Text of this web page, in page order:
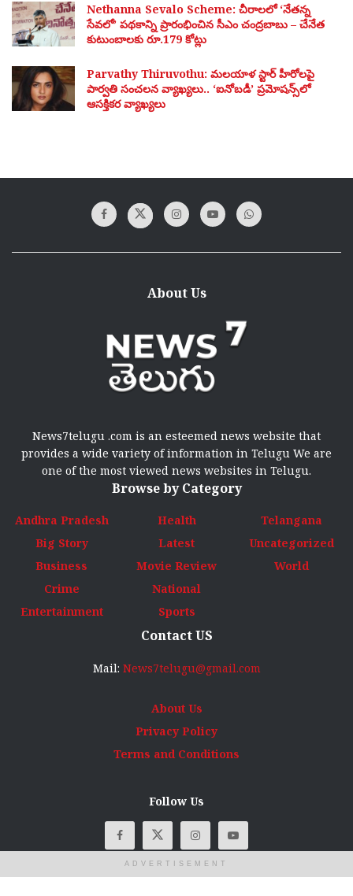
Nethanna Sevalo Scheme: చీరాలలో ‘నేతన్న
సేవలో’ పథకాన్ని ప్రారంభించిన సీఎం చంద్రబాబు – చేనేత
కుటుంబాలకు రూ.179 కోట్లు
Parvathy Thiruvothu: మలయాళ స్టార్ హీరోలపై
పార్వతి సంచలన వ్యాఖ్యలు.. ‘ఐనోబడీ’ ప్రమోషన్స్‌లో
ఆసక్తికర వ్యాఖ్యలు
About Us
News7telugu .com is an esteemed news website that
provides a wide variety of information in Telugu We are
one of the most viewed news websites in Telugu.
Browse by Category
Andhra Pradesh
Big Story
Business
Crime
Entertainment
Health
Latest
Movie Review
National
Sports
Telangana
Uncategorized
World
Contact US
Mail: News7telugu@gmail.com
About Us
Privacy Policy
Terms and Conditions
Follow Us
ADVERTISEMENT